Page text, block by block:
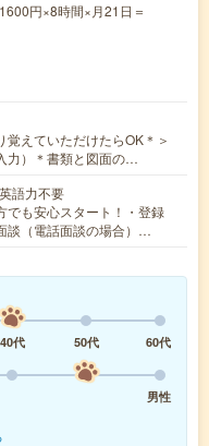
円×8時間×月21日＝
覚えていただけたらOK＊＞
力）＊書類と図面の…
語力不要
でも安心スタート！・登録
談（電話面談の場合）…
40代 50代
60代
男性